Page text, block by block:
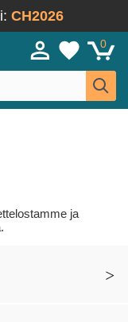
CH2026
0
ja